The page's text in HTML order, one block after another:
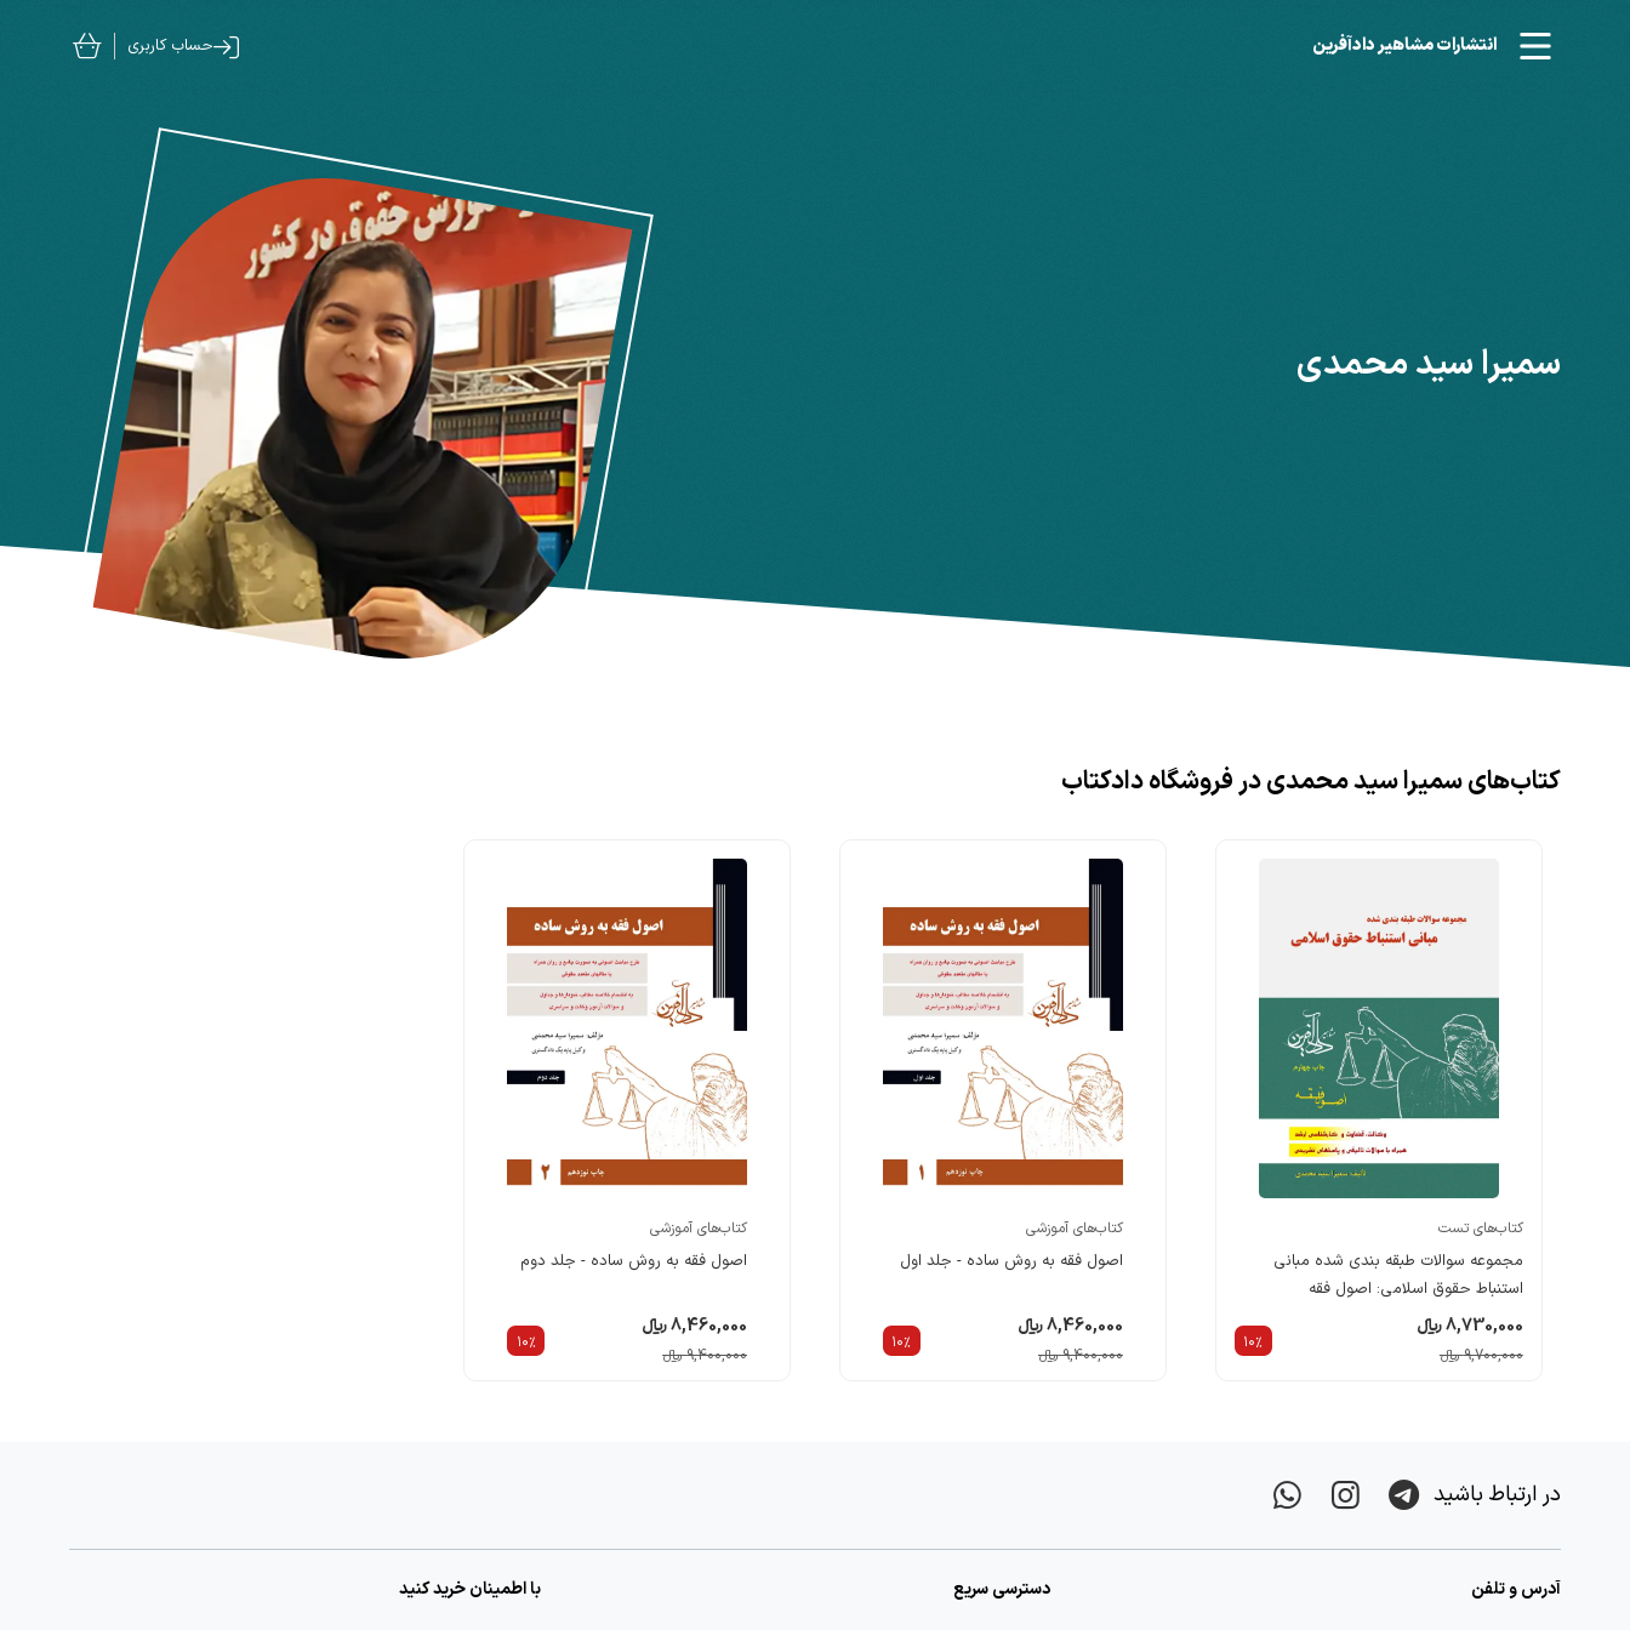
خانه
کتاب‌های دادکتاب
مولفین و مترجمین
ارتباط با ما
انتشارات مشاهیر دادآفرین حساب کاربری
سمیرا سید محمدی
کتاب‌های سمیرا سید محمدی در فروشگاه دادکتاب
کتاب‌های تست
مجموعه سوالات طبقه بندی شده مبانی
استنباط حقوق اسلامی: اصول فقه
8,730,000 ریالء
10%
9,700,000 ریالء
کتاب‌های آموزشی
اصول فقه به روش ساده - جلد اول
8,460,000 ریالء
10%
9,400,000 ریالء
کتاب‌های آموزشی
اصول فقه به روش ساده - جلد دوم
8,460,000 ریالء
10%
9,400,000 ریالء
در ارتباط باشید
آدرس و تلفن دسترسی سریع با اطمینان خرید کنید